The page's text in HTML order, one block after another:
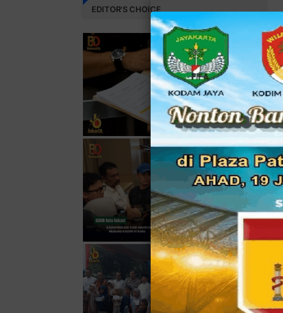
EDITOR'S CHOICE